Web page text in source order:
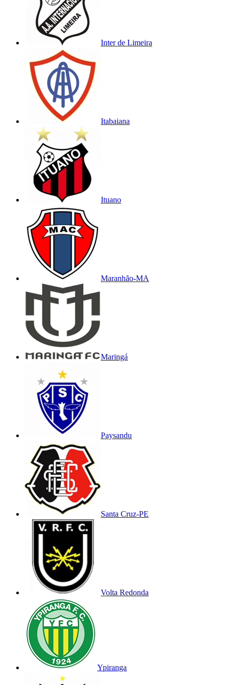
Inter de Limeira
Itabaiana
Ituano
Maranhão-MA
Maringá
Paysandu
Santa Cruz-PE
Volta Redonda
Ypiranga